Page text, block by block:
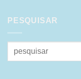
PESQUISAR
Pesquisar
por: